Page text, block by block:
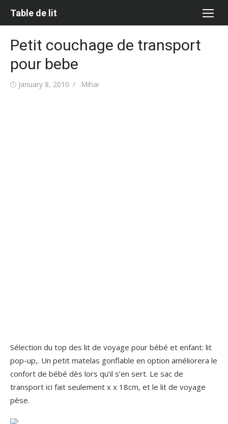
Table de lit
Petit couchage de transport
pour bebe
Posted
January 8, 2010 Author
Mihai
Sélection du top des lit de voyage pour bébé et enfant: lit
pop-up,. Un petit matelas gonflable en option améliorera le
confort de bébé dès lors qu’il s’en sert. Le sac de
transport ici fait seulement x x 18cm, et le lit de voyage
pèse.